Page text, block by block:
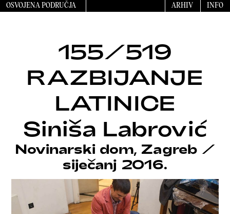
OSVOJENA PODRUČJA ARHIV INFO
155/519
RAZBIJANJE
LATINICE
Siniša Labrović
Novinarski dom, Zagreb /
siječanj 2016.